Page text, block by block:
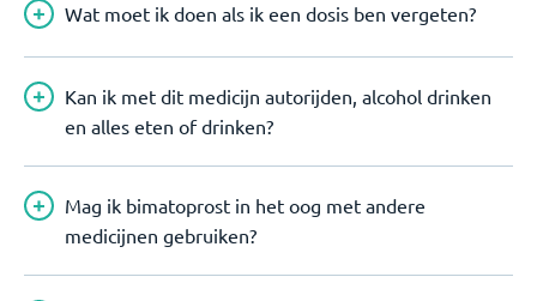
Wat moet ik doen als ik een dosis ben vergeten?
Kan ik met dit medicijn autorijden, alcohol drinken
en alles eten of drinken?
Mag ik bimatoprost in het oog met andere
medicijnen gebruiken?